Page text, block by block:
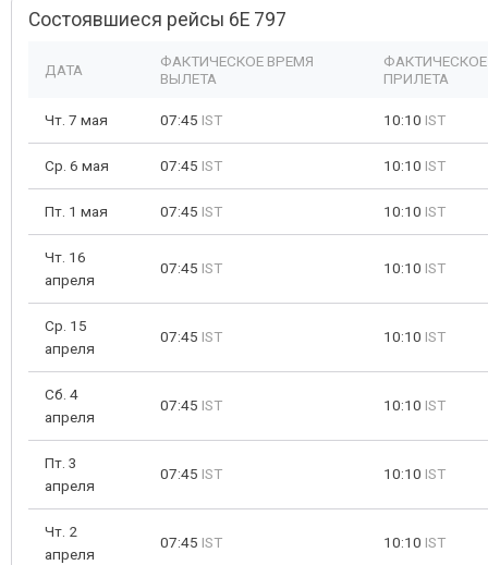
Состоявшиеся рейсы 6E 797
ДАТА
ФАКТИЧЕСКОЕ ВРЕМЯ
ВЫЛЕТА
ПРИЛЕТА
Чт. 7 мая 07:45 IST 10:10 IST
Ср. 6 мая 07:45 IST 10:10 IST
Пт. 1 мая 07:45 IST 10:10 IST
Чт. 16
апреля
07:45 IST 10:10 IST
Ср. 15
апреля
07:45 IST 10:10 IST
Сб. 4
апреля
07:45 IST 10:10 IST
Пт. 3
апреля
07:45 IST 10:10 IST
Чт. 2
апреля
07:45 IST 10:10 IST